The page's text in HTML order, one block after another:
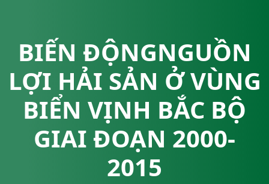
BIẾN ĐỘNGNGUỒN
LỢI HẢI SẢN Ở VÙNG
BIỂN VỊNH BẮC BỘ
GIAI ĐOẠN 2000-
2015